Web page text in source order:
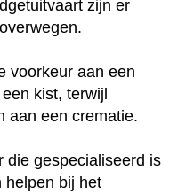
zijn er
voorkeur aan een
kist, terwijl
aan een crematie.
die gespecialiseerd is
helpen bij het